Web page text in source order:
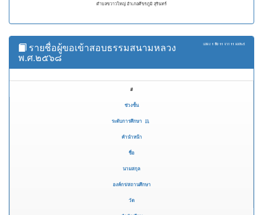
ตำบลขวาวใหญ่ อำเภอศีขรภูมิ สุรินทร์
แสดง 1 ถึง 11 จาก 11 ผลลัพธ์
รายชื่อผู้ขอเข้าสอบธรรมสนามหลวง
พ.ศ.๒๕๖๘
#
ช่วงชั้น
ระดับการศึกษา
คำนำหน้า
ชื่อ
นามสกุล
องค์กร/สถานศึกษา
วัด